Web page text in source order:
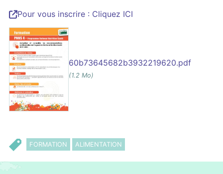
Pour vous inscrire : Cliquez ICI
60b73645682b3932219620.pdf
(1.2 Mo)
FORMATION ALIMENTATION